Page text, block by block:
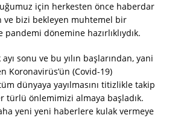
için herkesten önce haberdar
ve bizi bekleyen muhtemel bir
pandemi dönemine hazırlıklıydık.
ayı sonu ve bu yılın başlarından, yani
Koronavirüs’ün (Covid-19)
dünyaya yayılmasını titizlikle takip
türlü önlemimizi almaya başladık.
yeni yeni haberlere kulak vermeye